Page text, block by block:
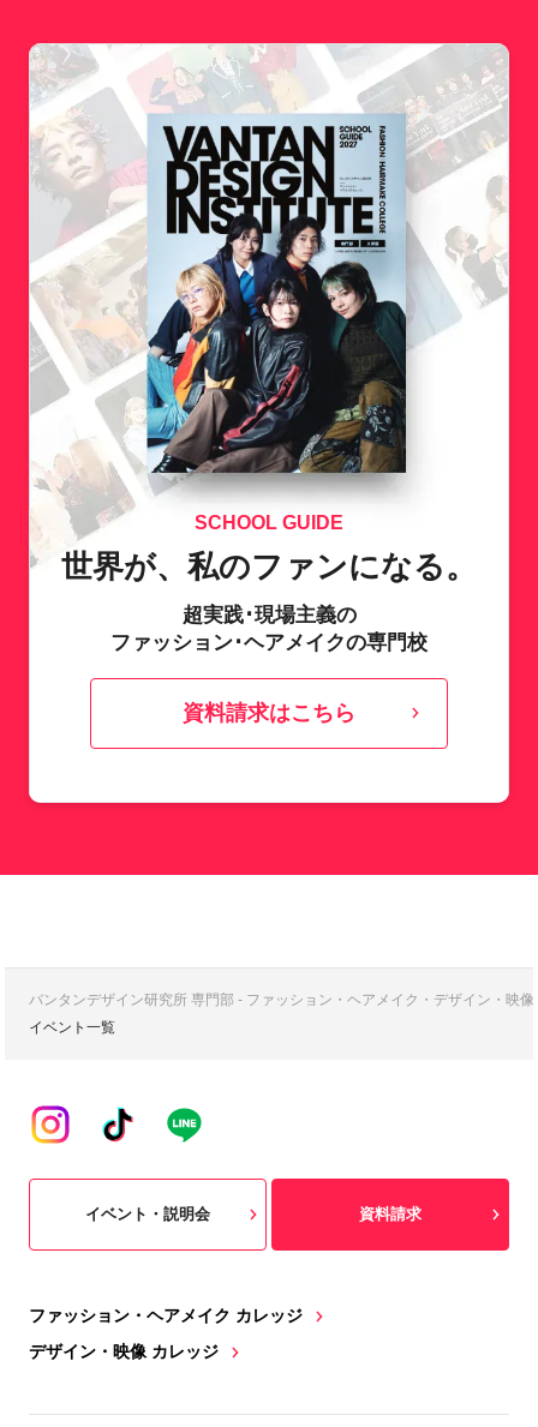
SCHOOL GUIDE
世界が、私のファンになる。
超実践･現場主義の
ファッション･ヘアメイクの専門校
資料請求はこちら
バンタンデザイン研究所 専門部 - ファッション・ヘアメイク・デザイン・映
イベント一覧
ファッション・ヘアメイク カレッジ
デザイン・映像 カレッジ
イベント・説明会 資料請求